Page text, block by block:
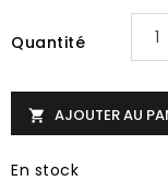
Quantité
 AJOUTER AU
En stock